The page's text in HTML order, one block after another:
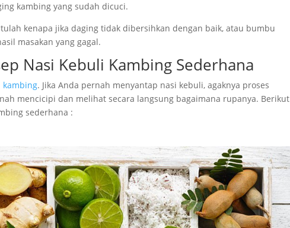
kambing yang sudah dicuci.
kenapa jika daging tidak dibersihkan dengan baik, atau bumbu
masakan yang gagal.
Nasi Kebuli Kambing Sederhana
kambing. Jika Anda pernah menyantap nasi kebuli, agaknya proses
mencicipi dan melihat secara langsung bagaimana rupanya. Berikut
sederhana :